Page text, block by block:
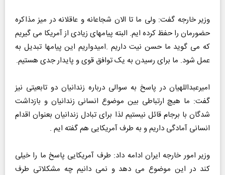
وزیر خارجه گفت: ولی ما تا الان شجاعانه و عاقلانه در میز مذاکره
حضورمان را حفظ کرده ایم. البته پیامهای زیادی از آمریکا می گیریم
که می گوید ما حسن نیت داریم .امیدواریم این پیامها تبدیل به
عمل شود. ما برای رسیدن به یک توافق قوی و پایدار جدی هستیم.
امیرعبداللهیان در پاسخ به سوالی درباره زندانیان دو تابعیتی نیز
گفت: ما هیچ ارتباطی بین موضوع انسانی زندانیان و بازداشت
شدگان با برجام قائل نیستیم لذا برای تبادل زندانیان بعنوان اقدام
انسانی آمادگی داریم و به طرف آمریکایی هم گفته ایم .
وزیر امور خارجه ایران ادامه داد: طرف آمریکایی پاسخ ما را خیلی
کند در این موضوع می دهد و نمی دانیم چه مشکلاتی طرف